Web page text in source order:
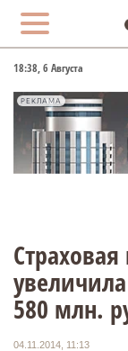
18:38, 6 Августа
РЕКЛАМА
580 млн.
04.11.2014, 11:13